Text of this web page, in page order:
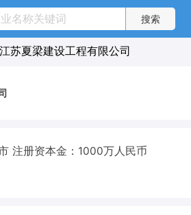
江苏夏梁建设工程有限公司
注册资本金：1000万人民币